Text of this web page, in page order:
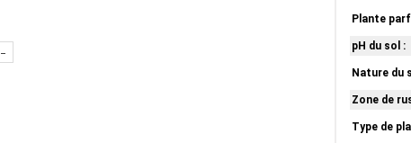
-
Plante
pH du sol :
Nature du
Zone de
Type de